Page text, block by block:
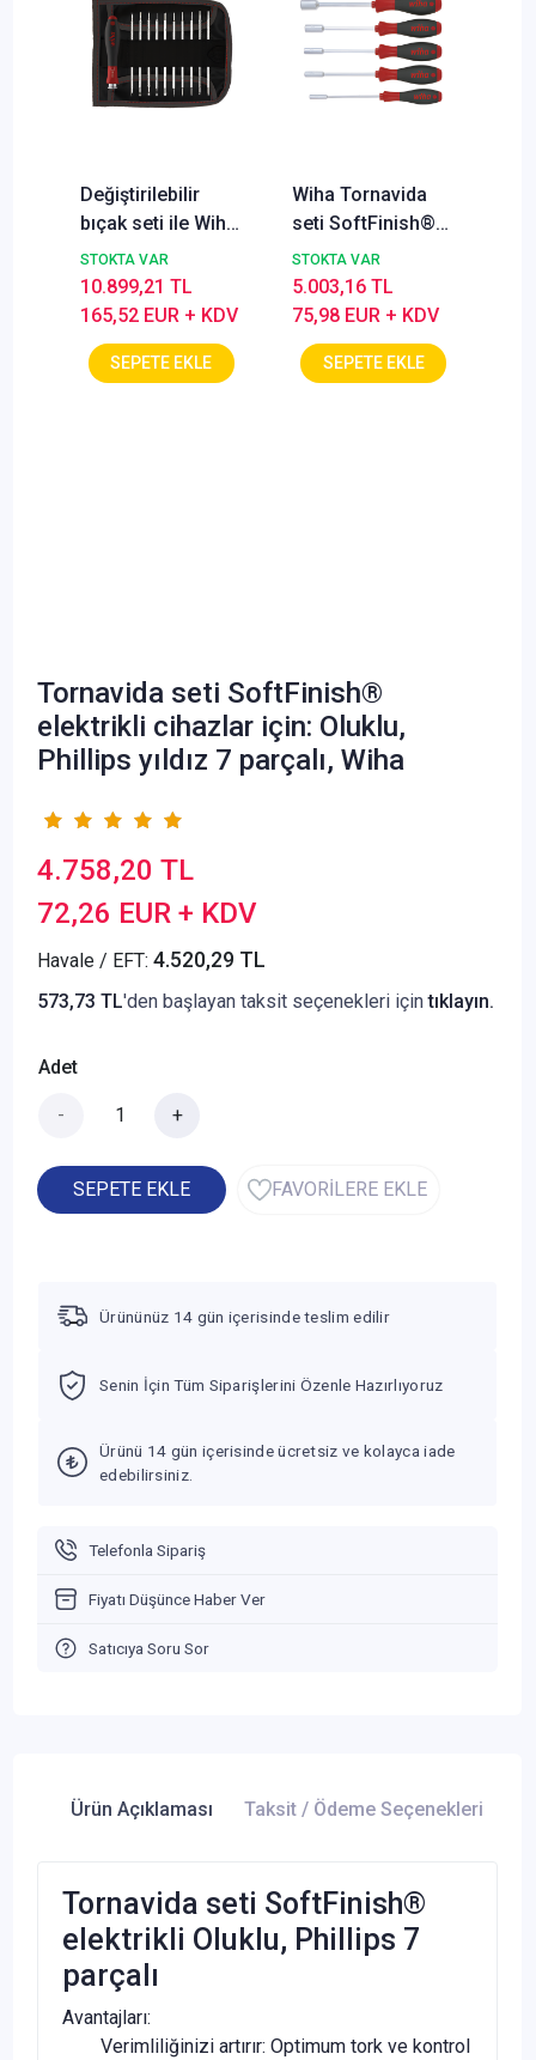
Değiştirilebilir
bıçak seti ile Wiha
Tornavida SİSTEM
4 çeşitli 12 parçalı
ve katlanır çanta
STOKTA VAR
165,52 EUR + KDV
10.899,21 TL
Wiha Tornavida
seti SoftFinish®
Altıgen somun
anahtarı 5 parçalı
STOKTA VAR
75,98 EUR + KDV
5.003,16 TL
Tornavida seti SoftFinish®
elektrikli cihazlar için: Oluklu,
Phillips yıldız 7 parçalı, Wiha
4.758,20 TL
72,26 EUR + KDV
Havale / EFT: 4.520,29 TL
573,73 TL'den başlayan taksit seçenekleri içintıklayın.
Adet
- +
SEPETE EKLE FAVORİLERE EKLE
Ürününüz 14 gün içerisinde teslim edilir
Senin İçin Tüm Siparişlerini Özenle Hazırlıyoruz
Ürünü 14 gün içerisinde ücretsiz ve kolayca iade
edebilirsiniz.
Telefonla Sipariş
Fiyatı Düşünce Haber Ver
Satıcıya Soru Sor
Ürün Açıklaması Taksit / Ödeme Seçenekleri
Tornavida seti SoftFinish®
elektrikli Oluklu, Phillips 7
parçalı
Avantajları:
Verimliliğinizi artırır: Optimum tork ve kontrol